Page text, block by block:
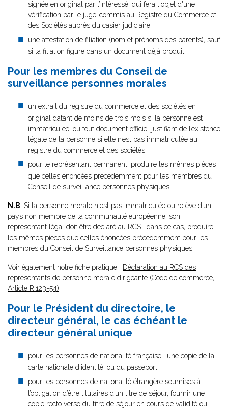
signée en original par l’intéressé, qui fera l'objet d'une
vérification par le juge-commis au Registre du Commerce et
des Sociétés auprès du casier judiciaire
une attestation de filiation (nom et prénoms des parents), sauf
si la filiation figure dans un document déjà produit
Pour les membres du Conseil de
surveillance personnes morales
un extrait du registre du commerce et des sociétés en
original datant de moins de trois mois si la personne est
immatriculée, ou tout document officiel justifiant de l’existence
légale de la personne si elle n’est pas immatriculée au
registre du commerce et des sociétés
pour le représentant permanent, produire les mêmes pièces
que celles énoncées précédemment pour les membres du
Conseil de surveillance personnes physiques.
N.B: Si la personne morale n'est pas immatriculée ou relève d’un
pays non membre de la communauté européenne, son
représentant légal doit être déclaré au RCS ; dans ce cas, produire
les mêmes pièces que celles énoncées précédemment pour les
membres du Conseil de Surveillance personnes physiques.
Voir également notre fiche pratique : Déclaration au RCS des
représentants de personne morale dirigeante (Code de commerce,
Article R.123-54)
Pour le Président du directoire, le
directeur général, le cas échéant le
directeur général unique
pour les personnes de nationalité française : une copie de la
carte nationale d’identité, ou du passeport
pour les personnes de nationalité étrangère soumises à
l’obligation d’être titulaires d’un titre de séjour, fournir une
copie recto verso du titre de séjour en cours de validité ou,